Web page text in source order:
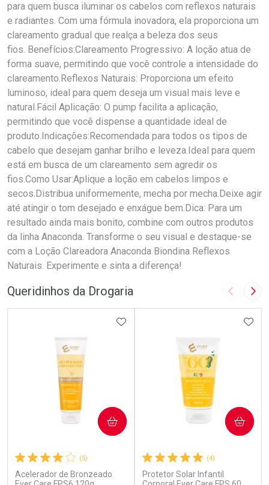
para quem busca iluminar os cabelos com reflexos naturais
e radiantes. Com uma fórmula inovadora, ela proporciona um
clareamento gradual que realça a beleza dos seus
fios. Benefícios:Clareamento Progressivo: A loção atua de
forma suave, permitindo que você controle a intensidade do
clareamento.Reflexos Naturais: Proporciona um efeito
luminoso, ideal para quem deseja um visual mais leve e
natural.Fácil Aplicação: O pump facilita a aplicação,
permitindo que você dispense a quantidade ideal de
produto.Indicações:Recomendada para todos os tipos de
cabelo que desejam ganhar brilho e leveza.Ideal para quem
está em busca de um clareamento sem agredir os
fios.Como Usar:Aplique a loção em cabelos limpos e
secos.Distribua uniformemente, mecha por mecha.Deixe agir
até atingir o tom desejado e enxágue bem.Dica: Para um
resultado ainda mais bonito, combine com outros produtos
da linha Anaconda. Transforme o seu visual e destaque-se
com a Loção Clareadora Anaconda Biondina Reflexos
Naturais. Experimente e sinta a diferença!
Queridinhos da Drogaria Imagem
(5)
Acelerador de Bronzeado
ADICIONAR AOS FAVORITOS
COMPRAR
(4)
Protetor Solar Infantil
COMPRAR